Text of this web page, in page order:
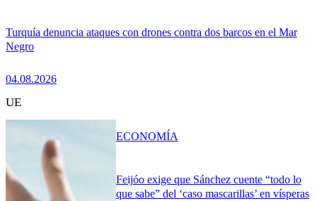
Turquía denuncia ataques con drones contra dos barcos en el Mar
Negro
04.08.2026
UE
Feijóo exige que Sánchez cuente “todo lo
que sabe” del ‘caso mascarillas’ en vísperas
ECONOMÍA